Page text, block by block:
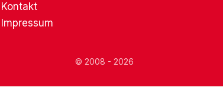
Kontakt
Impressum
© 2008 - 2026